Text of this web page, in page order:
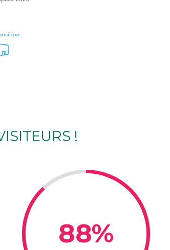
!
88%